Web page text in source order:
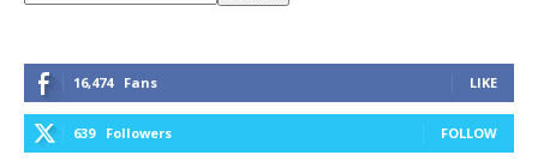
16,474 Fans LIKE
639 Followers FOLLOW